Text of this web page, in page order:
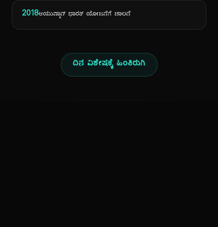
2018ಆಯುಷ್ಮಾನ್ ಭಾರತ್ ಯೋಜನೆಗೆ ಚಾಲನೆ
ದಿನ ವಿಶೇಷಕ್ಕೆ ಹಿಂತಿರುಗಿ